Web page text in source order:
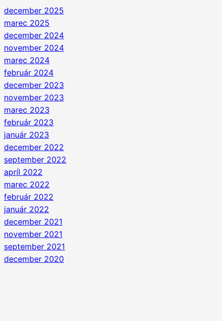
december 2025
marec 2025
december 2024
november 2024
marec 2024
február 2024
december 2023
november 2023
marec 2023
február 2023
január 2023
december 2022
september 2022
apríl 2022
marec 2022
február 2022
január 2022
december 2021
november 2021
september 2021
december 2020